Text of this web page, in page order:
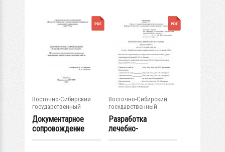
Восточно-Сибирский
государственный
университет...
Документарное
сопровождение
внешнеторгового...
Восточно-Сибирский
государственный
университет...
Разработка
лечебно-
оздоровительного